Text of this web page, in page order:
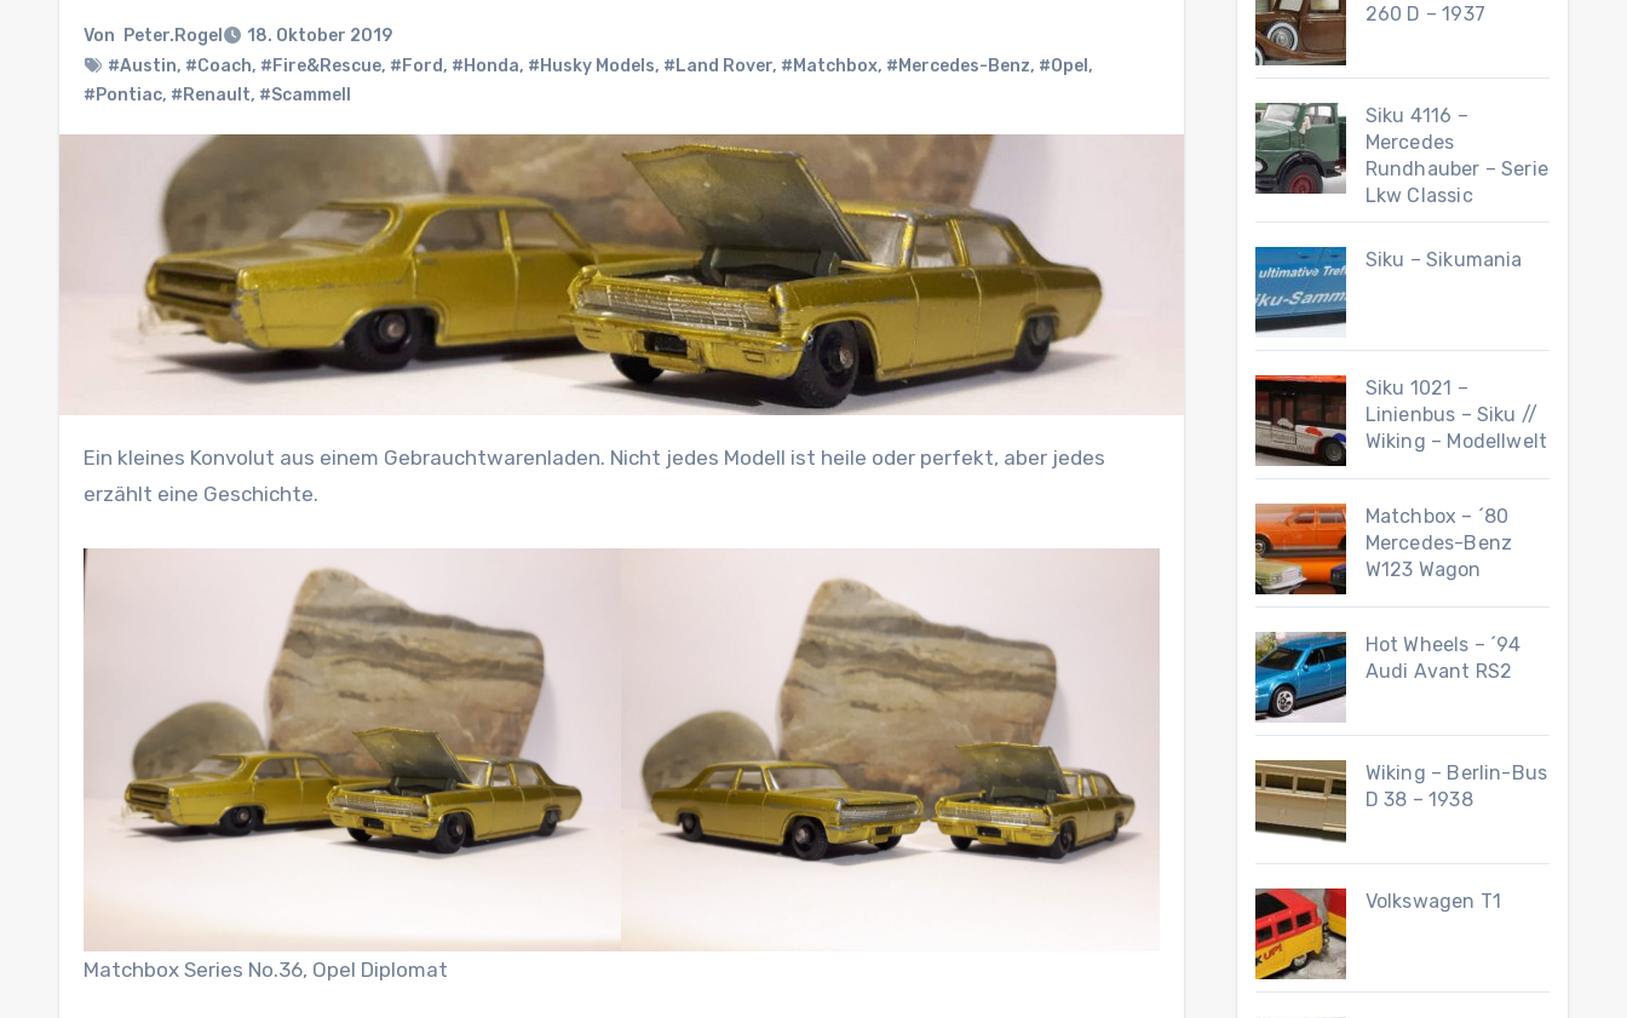
Von Peter.Rogel
18. Oktober 2019
#Austin, #Coach, #Fire&Rescue, #Ford, #Honda, #Husky Models, #Land Rover, #Matchbox, #Mercedes-Benz, #Opel ,
#Pontiac, #Renault, #Scammell
Ein kleines Konvolut aus einem Gebrauchtwarenladen. Nicht jedes Modell ist heile oder perfekt, aber jedes
erzählt eine Geschichte.
Matchbox Series No.36, Opel Diplomat
260 D – 1937
Siku 4116 –
Mercedes
Rundhauber – Serie
Lkw Classic
Siku – Sikumania
Siku 1021 –
Linienbus – Siku //
Wiking – Modellwelt
Matchbox – ´80
Mercedes-Benz
W123 Wagon
Hot Wheels – ´94
Audi Avant RS2
Wiking – Berlin-Bus
D 38 – 1938
Volkswagen T1